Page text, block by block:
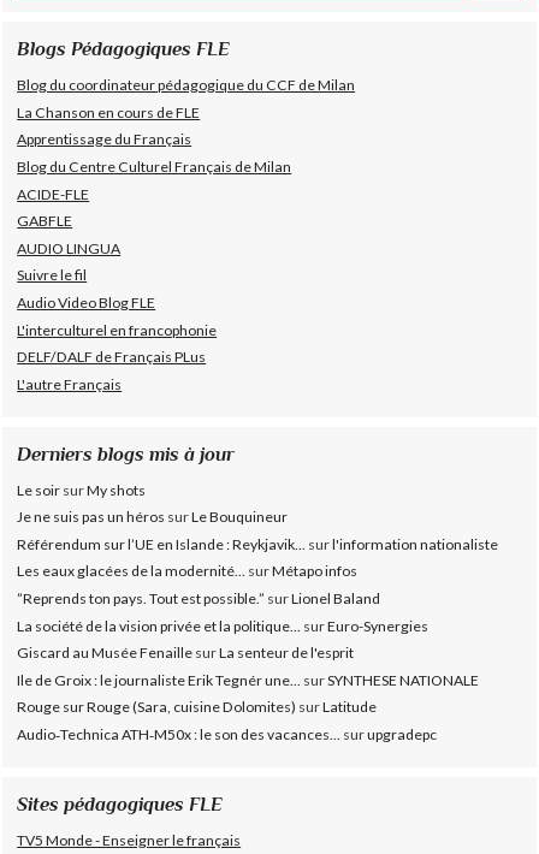
Blogs Pédagogiques FLE
Blog du coordinateur pédagogique du CCF de Milan
La Chanson en cours de FLE
Apprentissage du Français
Blog du Centre Culturel Français de Milan
ACIDE-FLE
GABFLE
AUDIO LINGUA
Suivre le fil
Audio Video Blog FLE
L'interculturel en francophonie
DELF/DALF de Français PLus
L'autre Français
Derniers blogs mis à jour
Le soir surMy shots
Je ne suis pas un héros surLe Bouquineur
Référendum sur l’UE en Islande : Reykjavik...
surl'information nationaliste
Les eaux glacées de la modernité... surMétapo infos
”Reprends ton pays. Tout est possible.” surLionel Baland
La société de la vision privée et la politique...
surEuro-Synergies
Giscard au Musée Fenaille surLa senteur de l'esprit
Ile de Groix : le journaliste Erik Tegnér une...
surSYNTHESE NATIONALE
Rouge sur Rouge (Sara, cuisine Dolomites) surLatitude
Audio‑Technica ATH‑M50x : le son des vacances... surupgradepc
Sites pédagogiques FLE
TV5 Monde - Enseigner le français